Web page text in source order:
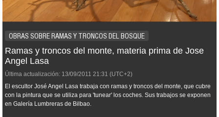
OBRAS SOBRE RAMAS Y TRONCOS DEL BOSQUE
Ramas y troncos del monte, materia prima de Jose
Angel Lasa
Última actualización: 13/09/2011 21:31 (UTC+2)
El escultor José Angel Lasa trabaja con ramas y troncos del monte, que cubre
con la pintura que se utiliza para 'tunear' los coches. Sus trabajos se exponen
en Galería Lumbreras de Bilbao.